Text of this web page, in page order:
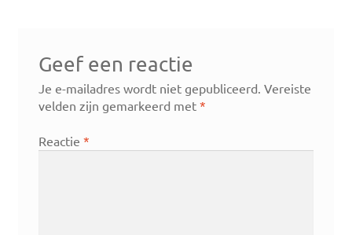
Geef een reactie
Je e-mailadres wordt niet gepubliceerd. Vereiste
velden zijn gemarkeerd met *
Reactie *